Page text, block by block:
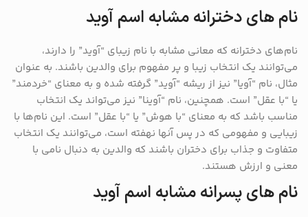
نام های دخترانه مشابه اسم آوید
نام‌های دخترانه که معانی مشابه با نام زیبای “آوید” را دارند،
می‌توانند یک انتخاب زیبا و پر مفهوم برای والدین باشند. به عنوان
مثال، نام “آویا” نیز از ریشه “آوید” گرفته شده و به معنای “خردمند”
یا “با عقل” است. همچنین، نام “آوینا” نیز می‌تواند یک انتخاب
مناسب باشد که به معنای “با هوش” یا “با عقل” است. این نام‌ها با
زیبایی و مفهومی که در پس آنها نهفته است، می‌توانند یک انتخاب
متفاوت و جذاب برای دختران باشند که والدین به دنبال نامی با
معنی و ارزش هستند.
نام های پسرانه مشابه اسم آوید